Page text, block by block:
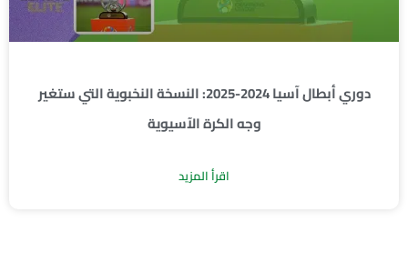
دوري أبطال آسيا 2024-2025: النسخة النخبوية التي ستغير
وجه الكرة الآسيوية
اقرأ المزيد